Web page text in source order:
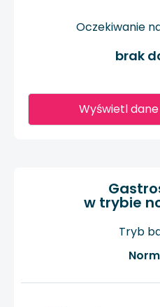
Wyświetl
Oczekiwanie
brak
w trybie
Tryb